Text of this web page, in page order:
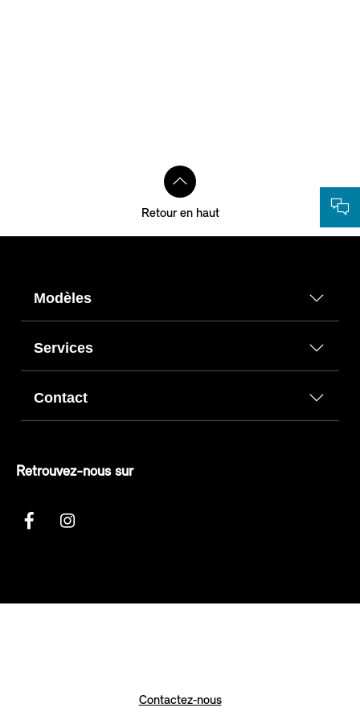
Retour en haut
Modèles
Services
Contact
Retrouvez-nous sur
Contactez‑nous